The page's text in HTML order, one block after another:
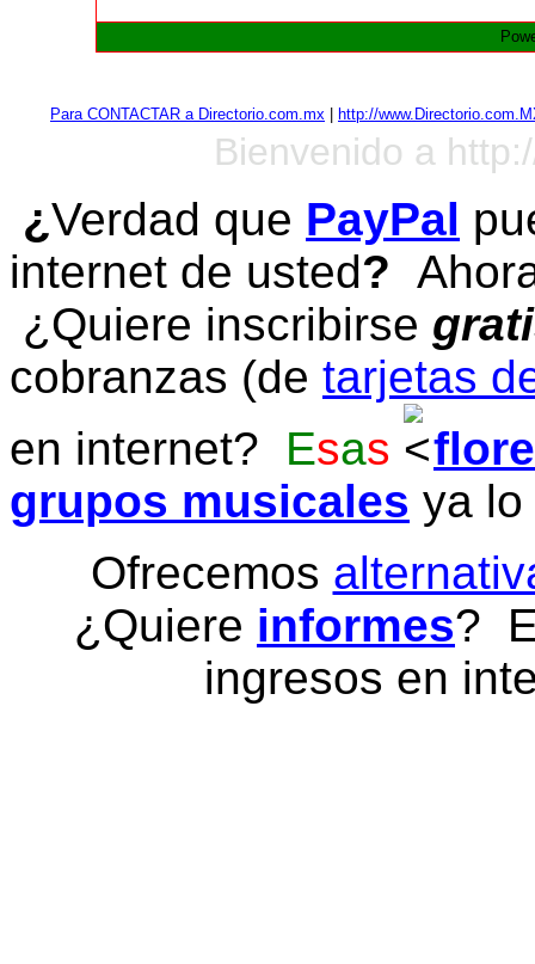
Para CONTACTAR a Directorio.com.mx http://
Bienvenido a
¿Verdad que PayPal
internet de usted?
¿Quiere inscribirse
cobranzas (de tarjetas
en internet? Esas
grupos musicales ya
Ofrecemos
¿Quiere informes?
ingresos en